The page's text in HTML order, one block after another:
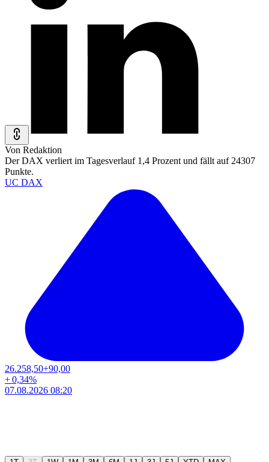
Von Redaktion
Der DAX verliert im Tagesverlauf 1,4 Prozent und fällt auf 24307
Punkte.
UC DAX
26.258,50+90,00
+0,34%
07.08.2026 08:20